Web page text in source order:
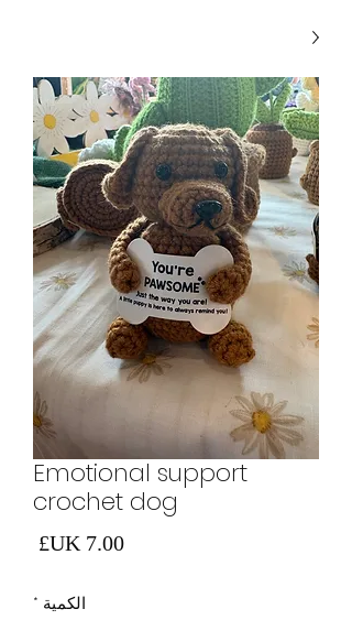
Emotional support
crochet dog
الكمية *